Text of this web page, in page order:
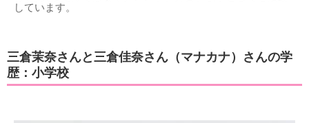
しています。
三倉茉奈さんと三倉佳奈さん（マナカナ）さんの学
歴：小学校